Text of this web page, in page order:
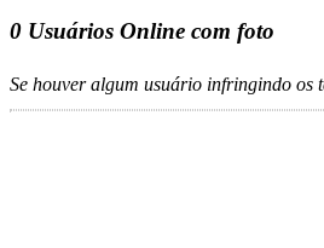
0 Usuários Online com foto
Se houver algum usuário infringindo os